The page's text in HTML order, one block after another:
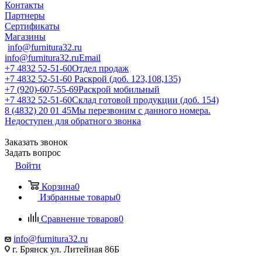
Контакты
Партнеры
Сертификаты
Магазины
info@furnitura32.ru
info@furnitura32.ruEmail
+7 4832 52-51-60Отдел продаж
+7 4832 52-51-60 Раскрой (доб. 123,108,135)
+7 (920)-607-55-69Раскрой мобильный
+7 4832 52-51-60Склад готовой продукции (доб. 154)
8 (4832) 20 01 45Мы перезвоним с данного номера.
Недоступен для обратного звонка
Заказать звонок
Задать вопрос
Войти
Корзина0
Избранные товары0
Сравнение товаров0
info@furnitura32.ru
г. Брянск ул. Литейная 86Б